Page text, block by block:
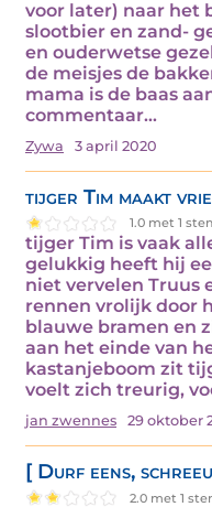
voor later) naar het
slootbier en zand-
en ouderwetse
de meisjes de
mama is de baas
commentaar…
Zywa 3 april 2020
tijger Tim maakt
1.0 met 1
tijger Tim is vaak
gelukkig heeft hij
niet vervelen Truus
rennen vrolijk door
blauwe bramen en
aan het einde van
kastanjeboom zit
voelt zich treurig,
jan zwennes 29 oktober
[ Durf eens,
2.0 met 1